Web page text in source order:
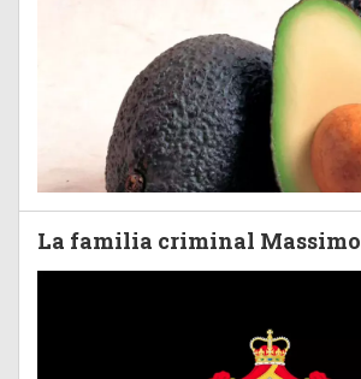
La familia criminal Massimo